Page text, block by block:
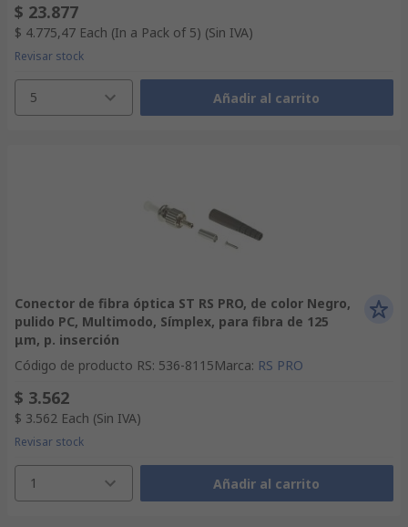
$ 23.877
$ 4.775,47 Each (In a Pack of 5) (Sin IVA)
Revisar stock
5 Añadir al carrito
Conector de fibra óptica ST RS PRO, de color Negro,
pulido PC, Multimodo, Símplex, para fibra de 125
μm, p. inserción
Código de producto RS: 536-8115Marca: RS PRO
$ 3.562
$ 3.562 Each (Sin IVA)
Revisar stock
1 Añadir al carrito